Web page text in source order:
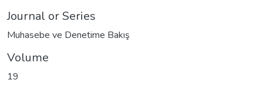
Journal or Series
Muhasebe ve Denetime Bakış
Volume
19